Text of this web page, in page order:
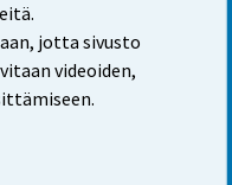
jotta sivusto
videoiden,